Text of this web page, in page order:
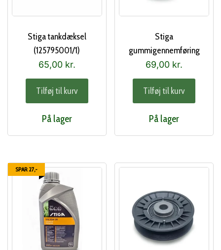
Stiga tankdæksel
(125795001/1)
65,00 kr.
Tilføj til kurv
På lager
Stiga
gummigennemføring
(337260156/0)
69,00 kr.
Tilføj til kurv
På lager
SPAR 27,-